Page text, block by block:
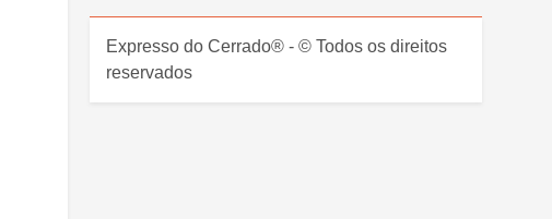
Expresso do Cerrado® - © Todos os direitos
reservados